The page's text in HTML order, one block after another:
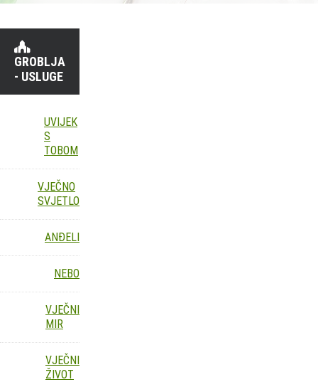
GROBLJA
- USLUGE
UVIJEK
S
TOBOM
VJEČNO
SVJETLO
ANĐELI
NEBO
VJEČNI
MIR
VJEČNI
ŽIVOT